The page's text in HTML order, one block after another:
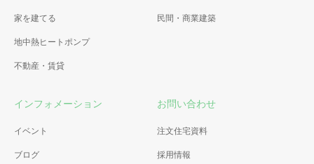
家を建てる
地中熱ヒートポンプ
不動産・賃貸
民間・商業建築
インフォメーション
イベント
ブログ
お問い合わせ
注文住宅資料
採用情報